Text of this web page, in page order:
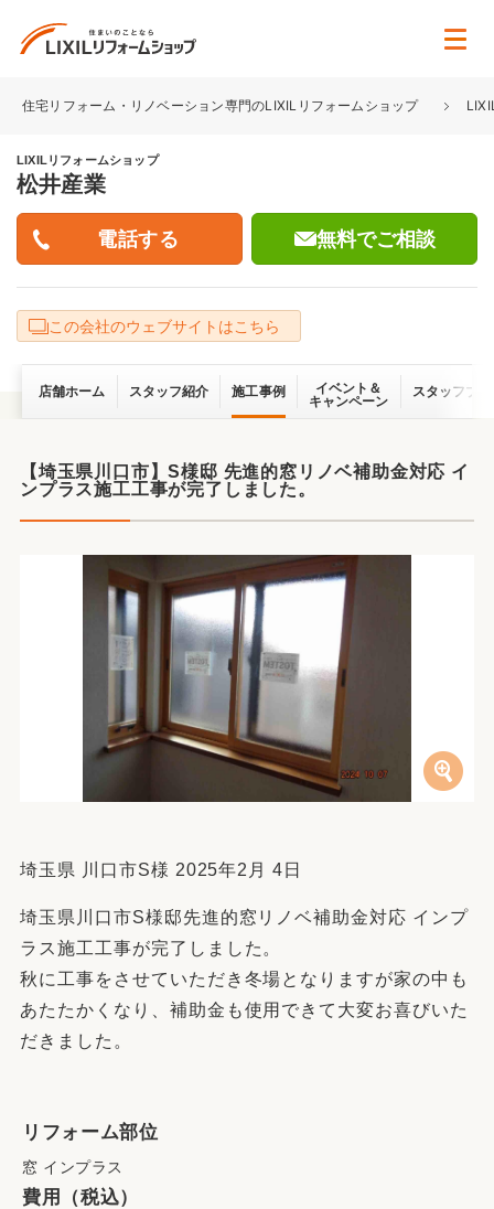
住宅リフォーム・リノベーション専門のLIXILリフォームショップ
LIXILリフォームショップ
松井産業
無料でご相談
この会社のウェブサイトはこちら
店舗ホーム スタッフ紹介 施工事例
イベント＆
キャンペーン
スタッフブ
【埼玉県川口市】S様邸 先進的窓リノベ補助金対応 イ
ンプラス施工工事が完了しました。
埼玉県 川口市S様 2025年2月 4日
埼玉県川口市S様邸先進的窓リノベ補助金対応 インプ
ラス施工工事が完了しました。
秋に工事をさせていただき冬場となりますが家の中も
あたたかくなり、補助金も使用できて大変お喜びいた
だきました。
リフォーム部位
窓 インプラス
費用（税込）